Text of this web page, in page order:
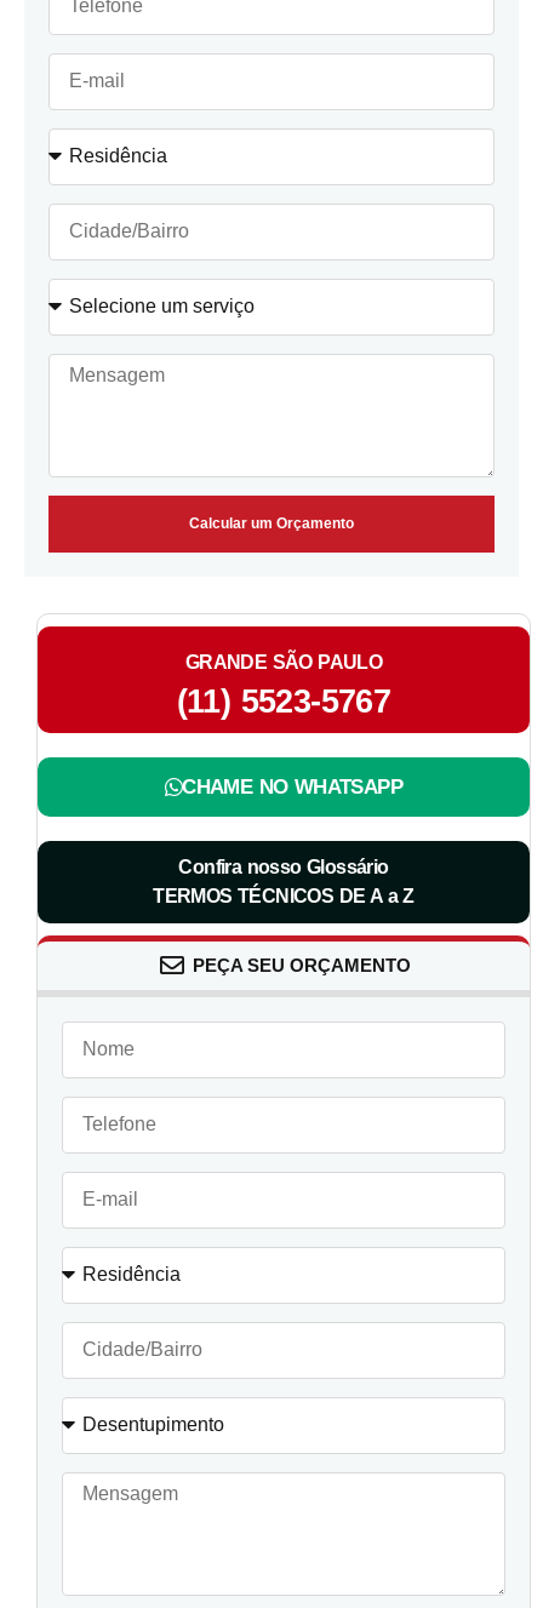
Calcular um Orçamento
GRANDE SÃO PAULO
(11) 5523-5767
CHAME NO WHATSAPP
Confira nosso Glossário
TERMOS TÉCNICOS DE A a Z
PEÇA SEU ORÇAMENTO